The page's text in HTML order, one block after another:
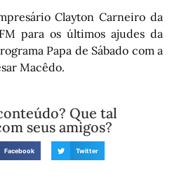
Clayton Carneiro da
para os últimos ajudes da
Papa de Sábado com a
Macêdo.
Que tal
seus amigos?
Facebook Twitter